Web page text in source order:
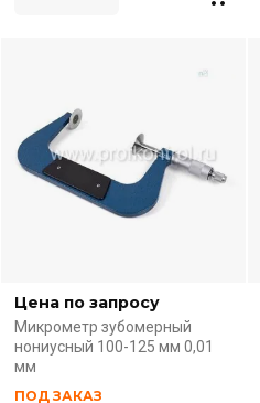
Цена по запросу
Микрометр зубомерный
нониусный 100-125 мм 0,01
мм
ПОД ЗАКАЗ